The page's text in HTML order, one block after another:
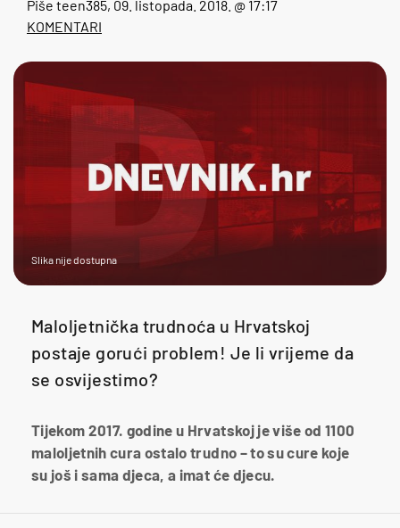
Piše teen385, 09. listopada. 2018. @ 17:17
KOMENTARI
Slika nije dostupna
Maloljetnička trudnoća u Hrvatskoj
postaje gorući problem! Je li vrijeme da
se osvijestimo?
Tijekom 2017. godine u Hrvatskoj je više od 1100
maloljetnih cura ostalo trudno – to su cure koje
su još i sama djeca, a imat će djecu.